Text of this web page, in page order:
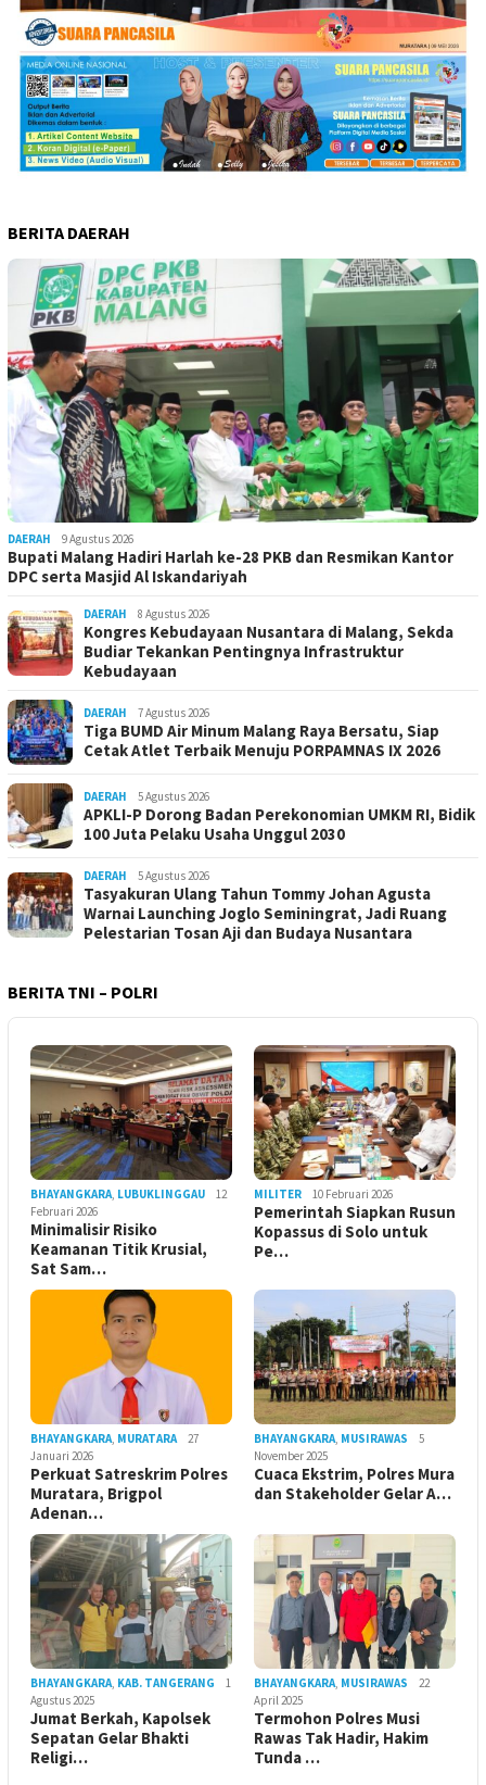
BERITA DAERAH
DAERAH 9 Agustus 2026
Bupati Malang Hadiri Harlah ke-28 PKB dan Resmikan Kantor
DPC serta Masjid Al Iskandariyah
DAERAH 8 Agustus 2026
Kongres Kebudayaan Nusantara di Malang, Sekda
Budiar Tekankan Pentingnya Infrastruktur
Kebudayaan
DAERAH 7 Agustus 2026
Tiga BUMD Air Minum Malang Raya Bersatu, Siap
Cetak Atlet Terbaik Menuju PORPAMNAS IX 2026
DAERAH 5 Agustus 2026
APKLI-P Dorong Badan Perekonomian UMKM RI, Bidik
100 Juta Pelaku Usaha Unggul 2030
DAERAH 5 Agustus 2026
Tasyakuran Ulang Tahun Tommy Johan Agusta
Warnai Launching Joglo Seminingrat, Jadi Ruang
Pelestarian Tosan Aji dan Budaya Nusantara
BERITA TNI – POLRI
BHAYANGKARA, LUBUKLINGGAU
12
Februari 2026
Minimalisir Risiko
Keamanan Titik Krusial,
Sat Sam…
MILITER 10 Februari 2026
Pemerintah Siapkan Rusun
Kopassus di Solo untuk
Pe…
BHAYANGKARA, MURATARA
27
Januari 2026
Perkuat Satreskrim Polres
Muratara, Brigpol
Adenan…
BHAYANGKARA, MUSIRAWAS
5
November 2025
Cuaca Ekstrim, Polres Mura
dan Stakeholder Gelar A…
BHAYANGKARA, KAB. TANGERANG
1
Agustus 2025
Jumat Berkah, Kapolsek
Sepatan Gelar Bhakti
Religi…
BHAYANGKARA, MUSIRAWAS
22
April 2025
Termohon Polres Musi
Rawas Tak Hadir, Hakim
Tunda …